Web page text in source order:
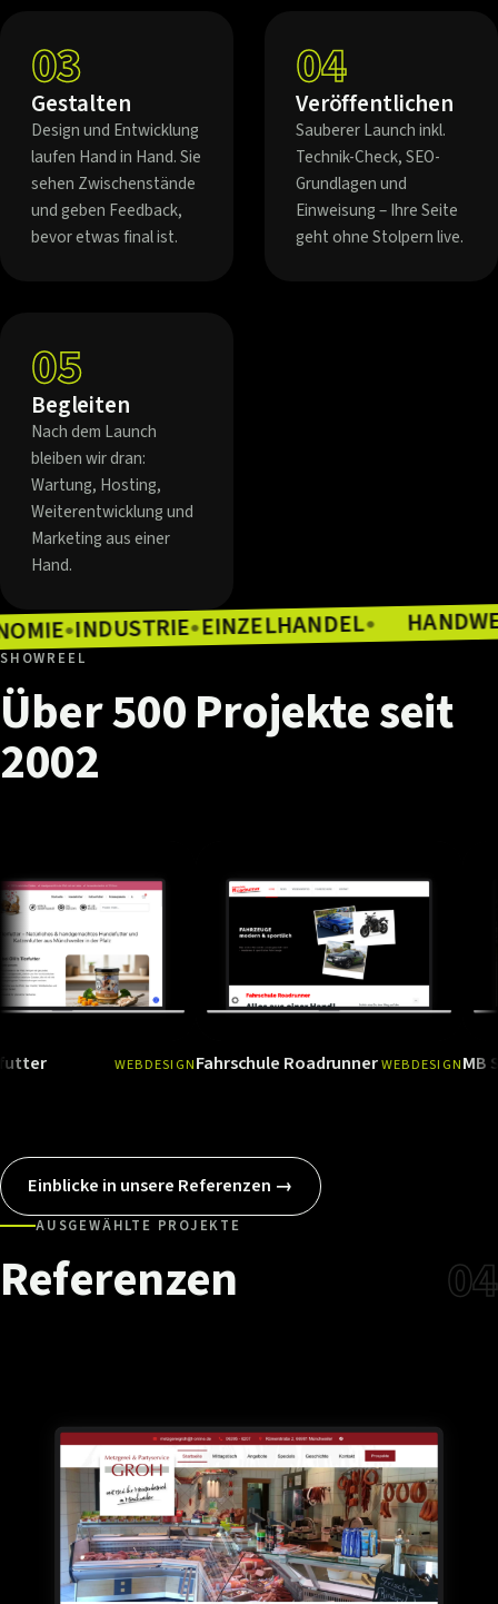
03
Gestalten
Design und Entwicklung
laufen Hand in Hand. Sie
sehen Zwischenstände
und geben Feedback,
bevor etwas final ist.
04
Veröffentlichen
Sauberer Launch inkl.
Technik-Check, SEO-
Grundlagen und
Einweisung – Ihre Seite
geht ohne Stolpern live.
05
Begleiten
Nach dem Launch
bleiben wir dran:
Wartung, Hosting,
Weiterentwicklung und
Marketing aus einer
Hand.
●INDUSTRIE●EINZELHANDEL●
SHOWREEL
Über500Projekteseit
2002
WEBDESIGN Ansehen→
Fahrschule RoadrunnerWEBDESIGN Ansehen
MB
Einblicke in unsere Referenzen →
AUSGEWÄHLTE PROJEKTE
Referenzen 04